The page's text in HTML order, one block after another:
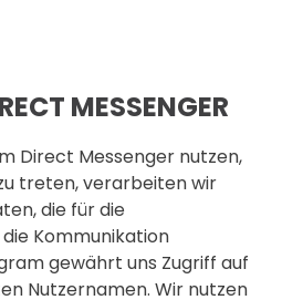
MESSENGER
Direct Messenger nutzen,
treten, verarbeiten wir
die für die
Kommunikation
gewährt uns Zugriff auf
Nutzernamen. Wir nutzen